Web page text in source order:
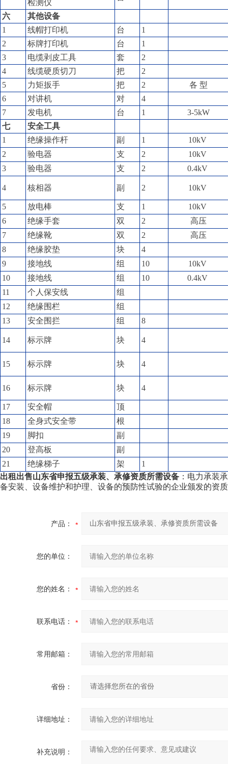
检测仪
六
其他设备
1
线帽打印机 台
1
2
标牌打印机 台
1
3
电缆剥皮工具 套
2
4
线缆硬质切刀 把
2
5
力矩扳手 把 2
各 型
6
对讲机 对
4
7
发电机 台 1
3-5kW
七
安全工具
1
绝缘操作杆 副 1
10kV
2
验电器 支 2
10kV
3
验电器 支 2 0.4kV
4 核相器 副 2 10kV
5 放电棒 支 1
10kV
6
绝缘手套 双 2
高压
7
绝缘靴 双 2
高压
8
绝缘胶垫 块
4
9
接地线 组 10
10kV
10
接地线 组 10
0.4kV
11
个人保安线
组
12
绝缘围栏
组
13
安全围拦 组 8
14 标示牌 块 4
15 标示牌 块 4
16 标示牌 块 4
17 安全帽
顶
18
全身式安全带
根
19
脚扣
副
20
登高板
副
21
绝缘梯子 架
1
出租出售山东省申报五级承装、承修资质所需设备 ：电力承装
备安装、设备维护和护理、设备的预防性试验的企业颁发的资
产品：
您的单位：
您的姓名：
联系电话：
常用邮箱：
省份：
详细地址：
补充说明：